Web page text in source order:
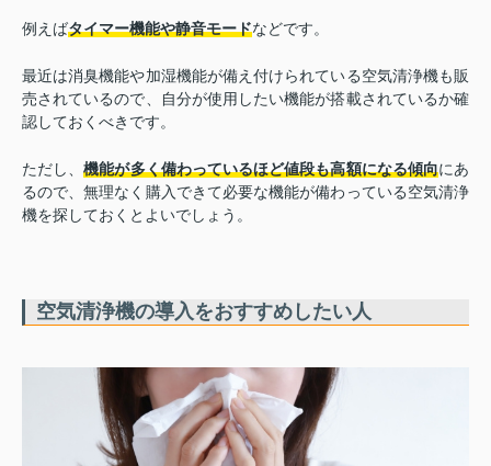
例えばタイマー機能や静音モードなどです。
最近は消臭機能や加湿機能が備え付けられている空気清浄機も販
売されているので、自分が使用したい機能が搭載されているか確
認しておくべきです。
ただし、機能が多く備わっているほど値段も高額になる傾向にあ
るので、無理なく購入できて必要な機能が備わっている空気清浄
機を探しておくとよいでしょう。
空気清浄機の導入をおすすめしたい人